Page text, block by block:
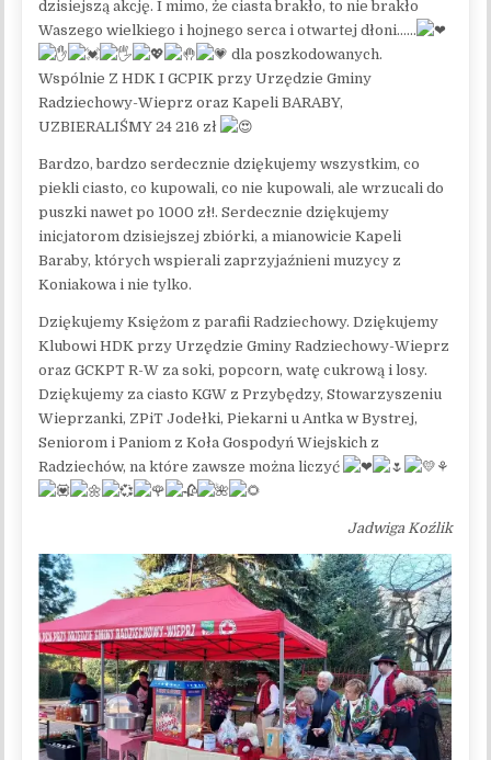
dzisiejszą akcję. I mimo, że ciasta brakło, to nie brakło
Waszego wielkiego i hojnego serca i otwartej dłoni……
dla poszkodowanych.
Wspólnie Z HDK I GCPIK przy Urzędzie Gminy
Radziechowy-Wieprz oraz Kapeli BARABY,
UZBIERALIŚMY 24 216 zł
Bardzo, bardzo serdecznie dziękujemy wszystkim, co
piekli ciasto, co kupowali, co nie kupowali, ale wrzucali do
puszki nawet po 1000 zł!. Serdecznie dziękujemy
inicjatorom dzisiejszej zbiórki, a mianowicie Kapeli
Baraby, których wspierali zaprzyjaźnieni muzycy z
Koniakowa i nie tylko.
Dziękujemy Księżom z parafii Radziechowy. Dziękujemy
Klubowi HDK przy Urzędzie Gminy Radziechowy-Wieprz
oraz GCKPT R-W za soki, popcorn, watę cukrową i losy.
Dziękujemy za ciasto KGW z Przybędzy, Stowarzyszeniu
Wieprzanki, ZPiT Jodełki, Piekarni u Antka w Bystrej,
Seniorom i Paniom z Koła Gospodyń Wiejskich z
Radziechów, na które zawsze można liczyć
⚘
Jadwiga Koźlik